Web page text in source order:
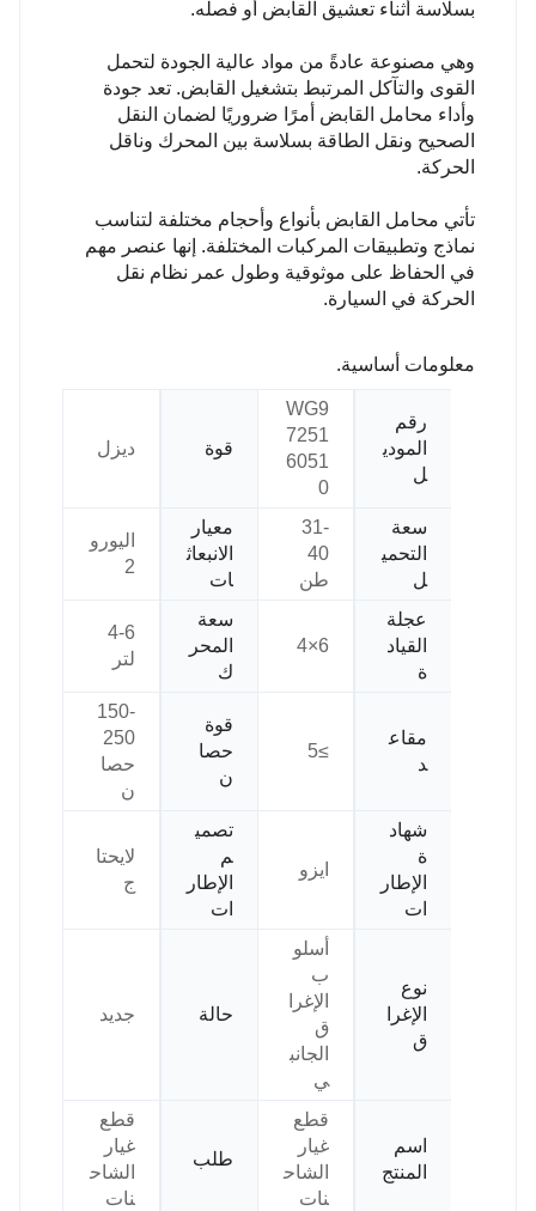
بسلاسة أثناء تعشيق القابض أو فصله.
وهي مصنوعة عادةً من مواد عالية الجودة لتحمل
القوى والتآكل المرتبط بتشغيل القابض. تعد جودة
وأداء محامل القابض أمرًا ضروريًا لضمان النقل
الصحيح ونقل الطاقة بسلاسة بين المحرك وناقل
الحركة.
تأتي محامل القابض بأنواع وأحجام مختلفة لتناسب
نماذج وتطبيقات المركبات المختلفة. إنها عنصر مهم
في الحفاظ على موثوقية وطول عمر نظام نقل
الحركة في السيارة.
معلومات أساسية.
رقم
المودي
ل
WG9
7251
6051
0
قوة ديزل
سعة
التحمي
ل
31-
40
طن
معيار
الانبعاث
ات
اليورو
2
عجلة
القياد
ة
6×4
سعة
المحر
ك
4-6
لتر
مقاع
د
≥5
قوة
حصا
ن
150-
250
حصا
ن
شهاد
ة
الإطار
ات
ايزو
تصمي
م
الإطار
ات
لايحتا
ج
نوع
الإغرا
ق
أسلو
ب
الإغرا
ق
الجانب
ي
حالة جديد
اسم
المنتج
قطع
غيار
الشاح
نات
طلب
قطع
غيار
الشاح
نات